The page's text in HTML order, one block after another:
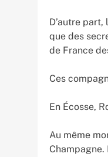
D’autre
que des
de France
Ces
En Écosse,
Au même